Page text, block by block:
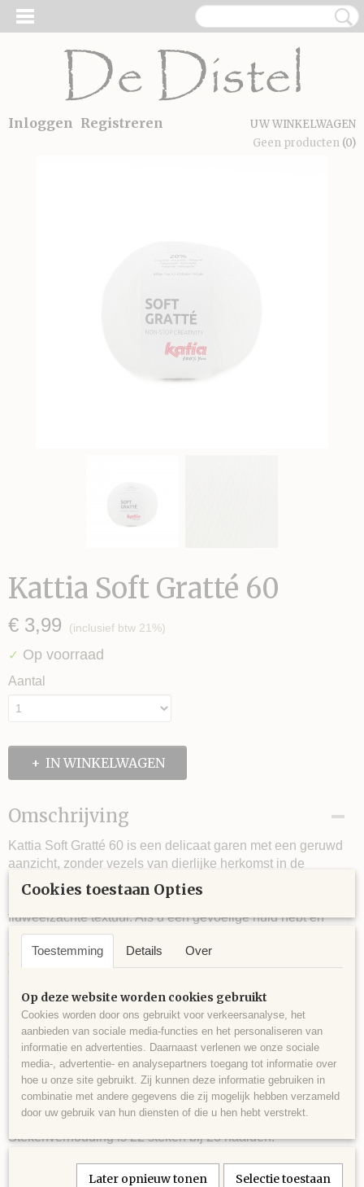
Inloggen Registreren
UW WINKELWAGEN
Geen producten (0)
Kattia Soft Gratté 60
€ 3,99 (inclusief btw 21%)
✓ Op voorraad
Aantal
IN WINKELWAGEN
Omschrijving
Kattia Soft Gratté 60 is een delicaat garen met een geruwd
aanzicht, zonder vezels van dierlijke herkomst in de
samenstelling. Brei met ronde naald uw winterkleding of uw
basisaccessoires voor dit seizoen met een subtiele,
fluweelzachte textuur. Als u een gevoelige huid hebt en
reageert op natuurlijke wol, kunt u met uw Soft Gratté toch
gebreide kleding dragen die eruit ziet als mohair wol, zonder
ongemakken of allergische reacties.
7 bollen voor maat 42.
80% acryl en 20% polymide.
50 gram ca. 150 meter.
Naalddikte 3 - 3½
Stekenverhouding is 22 steken bij 28 naalden.
Cookies toestaan Opties
Toestemming Details Over
Op deze website worden cookies gebruikt
Cookies worden door ons gebruikt voor verkeersanalyse, het
aanbieden van sociale media-functies en het personaliseren van
informatie en advertenties. Daarnaast verlenen we onze sociale
media-, advertentie- en analysepartners toegang tot informatie over
hoe u onze site gebruikt. Zij kunnen deze informatie gebruiken in
combinatie met andere gegevens die zij mogelijk hebben verzameld
door uw gebruik van hun diensten of die u hen hebt verstrekt.
Later opnieuw tonen Selectie toestaan